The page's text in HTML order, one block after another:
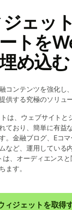
ェッ
トを
め込む
コンテンツを強化し
供する究極のソリュ
は、ウェブサイトと
ており、簡単に有益
。金融ブログ、Eコ
など、運用している
は、オーディエンス
ます。
ィジェットを取得